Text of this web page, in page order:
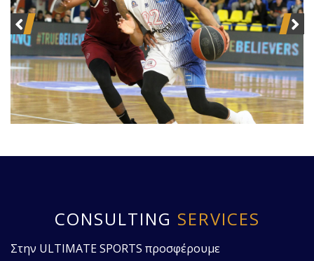
CONSULTING SERVICES
Στην ULTIMATE SPORTS προσφέρουμε